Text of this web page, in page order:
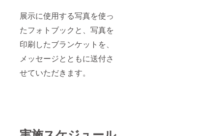
展示に使用する写真を使っ
たフォトブックと、写真を
印刷したブランケットを、
メッセージとともに送付さ
せていただきます。